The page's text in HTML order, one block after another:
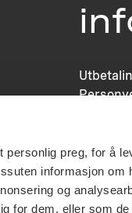
personlig preg, for å
informasjon om
og
for dem, eller som
Last